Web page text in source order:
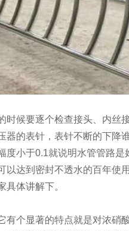
时候要逐个检查接头、内丝
器的表针，表针不断的下降
度小于0.1就说明水管管路
达到密封不透水的百年使
体讲解下。
有个显著的特点就是对浓硝